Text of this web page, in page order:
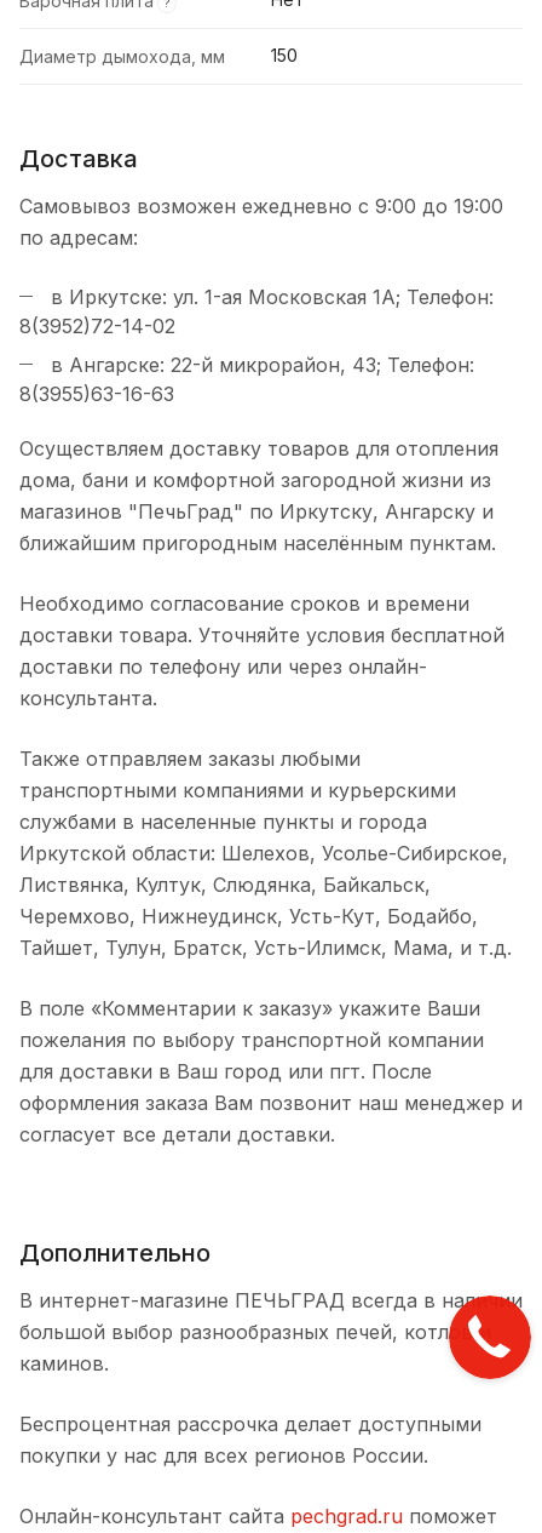
Диаметр дымохода, мм 150
Доставка
Самовывоз возможен ежедневно с 9:00 до 19:00
по адресам:
в Иркутске: ул. 1-ая Московская 1А; Телефон:
8(3952)72-14-02
в Ангарске: 22-й микрорайон, 43; Телефон:
8(3955)63-16-63
Осуществляем доставку товаров для отопления
дома, бани и комфортной загородной жизни из
магазинов "ПечьГрад" по Иркутску, Ангарску и
ближайшим пригородным населённым пунктам.
Необходимо согласование сроков и времени
доставки товара. Уточняйте условия бесплатной
доставки по телефону или через онлайн-
консультанта.
Также отправляем заказы любыми
транспортными компаниями и курьерскими
службами в населенные пункты и города
Иркутской области: Шелехов, Усолье-Сибирское,
Листвянка, Култук, Слюдянка, Байкальск,
Черемхово, Нижнеудинск, Усть-Кут, Бодайбо,
Тайшет, Тулун, Братск, Усть-Илимск, Мама, и т.д.
В поле «Комментарии к заказу» укажите Ваши
пожелания по выбору транспортной компании
для доставки в Ваш город или пгт. После
оформления заказа Вам позвонит наш менеджер и
согласует все детали доставки.
Дополнительно
В интернет-магазине ПЕЧЬГРАД всегда в наличии
большой выбор разнообразных печей, котлов и
каминов.
Беспроцентная рассрочка делает доступными
покупки у нас для всех регионов России.
Онлайн-консультант сайта pechgrad.ru поможет